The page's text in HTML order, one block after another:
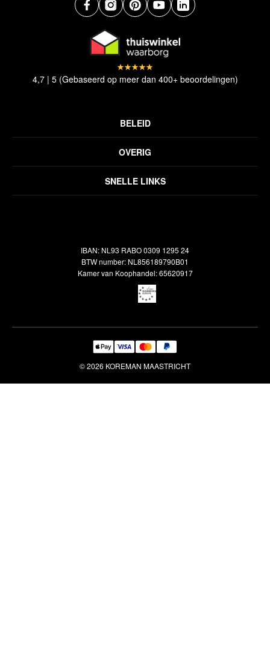
SNELLE LINKS
OVERIG
Veelgestelde vragen
BELEID
Verzendbeleid
4,7 | 5 (Gebaseerd op meer dan 400+ beoordelingen)
IBAN: NL93 RABO 0309 1295 24
BTW number: NL856189790B01
Kamer van Koophandel: 65620917
© 2026 KOREMAN MAASTRICHT